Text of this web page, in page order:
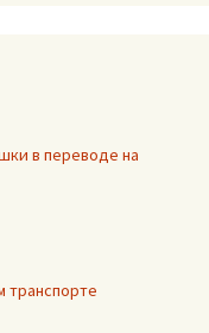
в переводе на
транспорте